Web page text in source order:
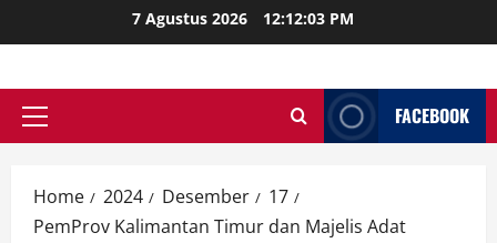
to
7 Agustus 2026 12:12:04 PM
Primary
FACEBOOK
Home 2024 Desember
17
PemProv Kalimantan Timur dan Majelis Adat